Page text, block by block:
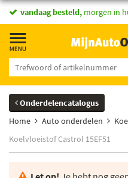
vandaag besteld, morgen in
Onderdelencatalogus
Home
Auto onderdelen
Koelvloeistof Castrol 15EF51